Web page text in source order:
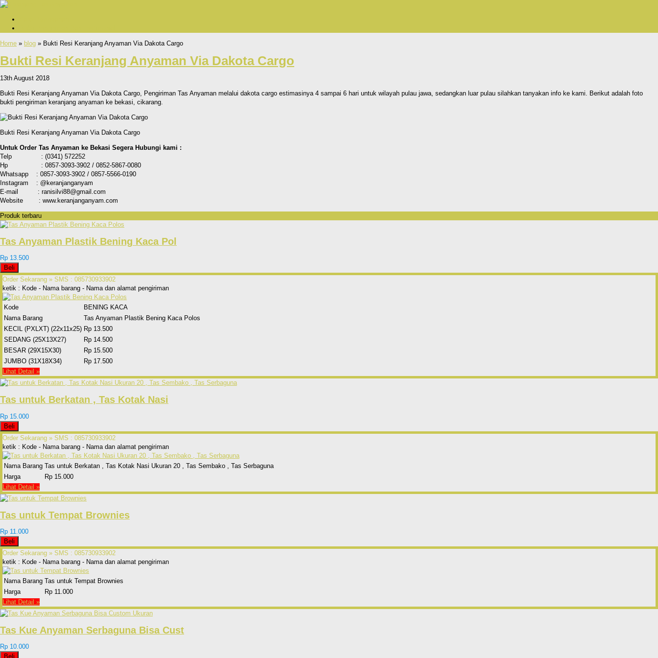
Home » blog » Bukti Resi Keranjang Anyaman Via Dakota Cargo
Bukti Resi Keranjang Anyaman Via Dakota Cargo
13th August 2018
Bukti Resi Keranjang Anyaman Via Dakota Cargo, Pengiriman Tas Anyaman melalui dakota cargo estimasinya 4 sampai 6 hari untuk wilayah pulau jawa, sedangkan luar pulau silahkan tanyakan info ke kami. Berikut adalah foto
bukti pengiriman keranjang anyaman ke bekasi, cikarang.
Bukti Resi Keranjang Anyaman Via Dakota Cargo
Untuk Order Tas Anyaman ke Bekasi Segera Hubungi kami :
Telp : (0341) 572252
Hp : 0857-3093-3902 / 0852-5867-0080
Whatsapp : 0857-3093-3902 / 0857-5566-0190
Instagram : @keranjanganyam
E-mail : ranisilvi88@gmail.com
Website : www.keranjanganyam.com
Produk terbaru
Tas Anyaman Plastik Bening Kaca Pol
Rp 13.500
Beli
Order Sekarang » SMS : 085730933902
ketik : Kode - Nama barang - Nama dan alamat pengiriman
Kode
BENING KACA
Nama Barang
Tas Anyaman Plastik Bening Kaca Polos
KECIL (PXLXT) (22x11x25) Rp 13.500
SEDANG (25X13X27)
Rp 14.500
BESAR (29X15X30)
Rp 15.500
JUMBO (31X18X34)
Rp 17.500
Lihat Detail »
Tas untuk Berkatan , Tas Kotak Nasi
Rp 15.000
Beli
Order Sekarang » SMS : 085730933902
ketik : Kode - Nama barang - Nama dan alamat pengiriman
Nama Barang Tas untuk Berkatan , Tas Kotak Nasi Ukuran 20 , Tas Sembako , Tas Serbaguna
Harga
Rp 15.000
Lihat Detail »
Tas untuk Tempat Brownies
Rp 11.000
Beli
Order Sekarang » SMS : 085730933902
ketik : Kode - Nama barang - Nama dan alamat pengiriman
Nama Barang Tas untuk Tempat Brownies
Harga
Rp 11.000
Lihat Detail »
Tas Kue Anyaman Serbaguna Bisa Cust
Rp 10.000
Beli